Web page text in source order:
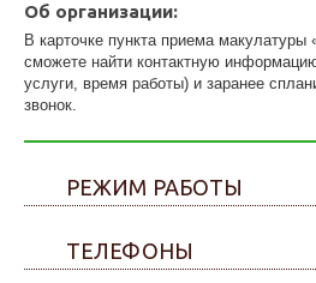
Об организации:
В карточке пункта приема
сможете найти контактную
услуги, время работы) и заранее
звонок.
РЕЖИМ РАБОТЫ
ТЕЛЕФОНЫ